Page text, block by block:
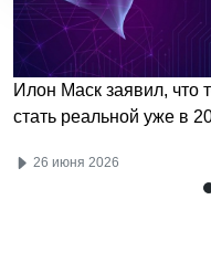
Илон Маск заявил, что
стать реальной уже в
26 июня 2026